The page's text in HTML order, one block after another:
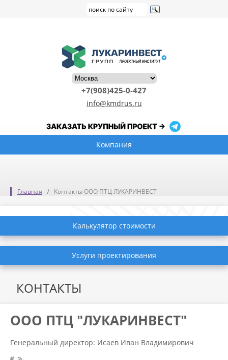
+7(908)425-0-427
info@kmdrus.ru
Компания
Главная Контакты ООО ПТЦ ЛУКАРИНВЕСТ
Калькулятор стоимости
Услуги проектирования
КОНТАКТЫ
ООО ПТЦ "ЛУКАРИНВЕСТ"
Генеральный директор: Исаев Иван Владимирович